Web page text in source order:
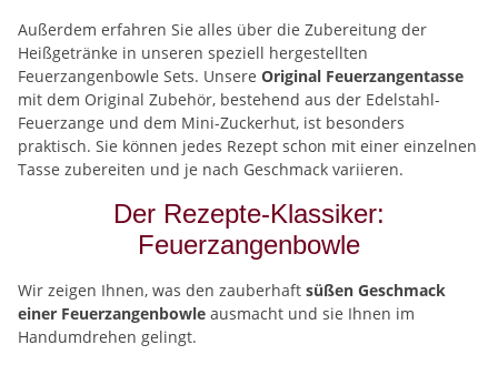
Außerdem erfahren Sie alles über die Zubereitung der
Heißgetränke in unseren speziell hergestellten
Feuerzangenbowle Sets. Unsere Original Feuerzangentasse
mit dem Original Zubehör, bestehend aus der Edelstahl-
Feuerzange und dem Mini-Zuckerhut, ist besonders
praktisch. Sie können jedes Rezept schon mit einer einzelnen
Tasse zubereiten und je nach Geschmack variieren.
Der Rezepte-Klassiker:
Feuerzangenbowle
Wir zeigen Ihnen, was den zauberhaft süßen Geschmack
einer Feuerzangenbowle ausmacht und sie Ihnen im
Handumdrehen gelingt.